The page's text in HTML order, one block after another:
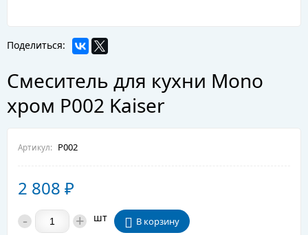
Поделиться:
Смеситель для кухни Mono
хром P002 Kaiser
Артикул: P002
2 808 ₽
- + шт В корзину